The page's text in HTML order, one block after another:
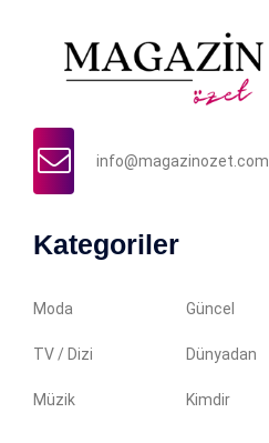
info@magazinozet.com
Kategoriler
Moda Güncel
TV / Dizi Dünyadan
Müzik Kimdir